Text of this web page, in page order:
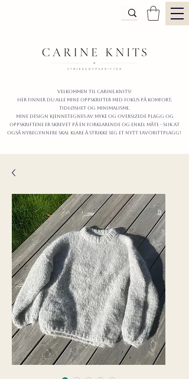
Velkommen til carine.knits!
Her finner du alle mine oppskrifter MED FOKUS PÅ KOMFORT,
TIDLØShet OG MINIMALISme.
mine design kjennetegnes av myke og oversizede plagg og
oppskriftene er skrevet på en forklarende og enkel måte - slik at
også nybegynnere skal klare å strikke seg et nytt favorittplagg!